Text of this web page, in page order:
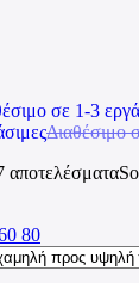
σε 1-3
Διαθέσιμο
αποτελέσματα
80